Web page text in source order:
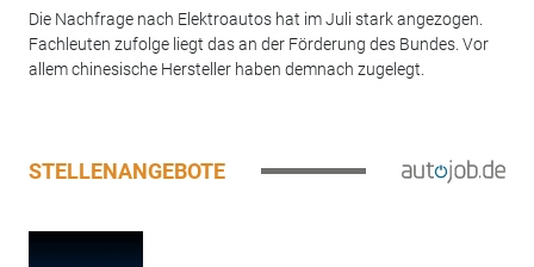
Die Nachfrage nach Elektroautos hat im Juli stark angezogen.
Fachleuten zufolge liegt das an der Förderung des Bundes. Vor
allem chinesische Hersteller haben demnach zugelegt.
STELLENANGEBOTE